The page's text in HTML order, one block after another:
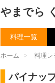
やまでら
料理一覧
ホーム > 料理レ
パイナッ